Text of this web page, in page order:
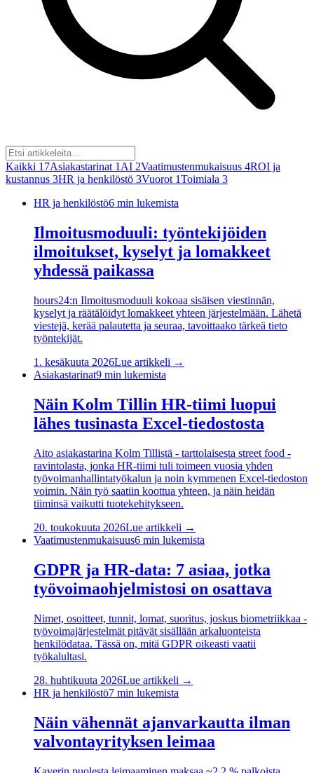
Kaikki 17Asiakastarinat 1 AI 2Vaatimustenmukaisuus 4ROI ja
kustannus 3HR ja henkilöstö 3Vuorot 1Toimiala 3
HR ja henkilöstö6 min lukemista
Ilmoitusmoduuli: työntekijöiden
ilmoitukset, kyselyt ja lomakkeet
yhdessä paikassa
hours24:n Ilmoitusmoduuli kokoaa sisäisen viestinnän,
kyselyt ja räätälöidyt lomakkeet yhteen järjestelmään. Lähetä
viestejä, kerää palautetta ja seuraa, tavoittaako tärkeä tieto
työntekijät.
1. kesäkuuta 2026Lue artikkeli →
Asiakastarinat9 min lukemista
Näin Kolm Tillin HR-tiimi luopui
lähes tusinasta Excel-tiedostosta
Aito asiakastarina Kolm Tillistä - tarttolaisesta street food -
ravintolasta, jonka HR-tiimi tuli toimeen vuosia yhden
työvoimanhallintatyökalun ja noin kymmenen Excel-tiedoston
voimin. Näin työ saatiin koottua yhteen, ja näin heidän
tiiminsä vaikutti tuotekehitykseen.
20. toukokuuta 2026Lue artikkeli →
Vaatimustenmukaisuus6 min lukemista
GDPR ja HR-data: 7 asiaa, jotka
työvoimaohjelmistosi on osattava
Nimet, osoitteet, tunnit, lomat, suoritus, joskus biometriikkaa -
työvoimajärjestelmät pitävät sisällään arkaluonteista
henkilödataa. Tässä on, mitä GDPR oikeasti vaatii
työkalultasi.
28. huhtikuuta 2026Lue artikkeli →
HR ja henkilöstö7 min lukemista
Näin vähennät ajanvarkautta ilman
valvontayrityksen leimaa